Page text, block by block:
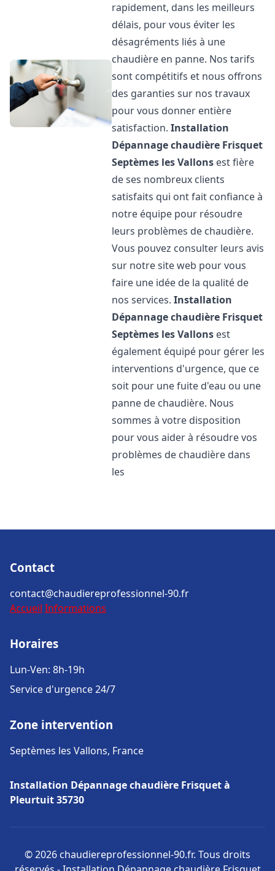
rapidement, dans les meilleurs
délais, pour vous éviter les
désagréments liés à une
chaudière en panne. Nos tarifs
sont compétitifs et nous offrons
des garanties sur nos travaux
pour vous donner entière
satisfaction.Installation
Dépannage chaudière Frisquet
Septèmes les Vallons est fière
de ses nombreux clients
satisfaits qui ont fait confiance à
notre équipe pour résoudre
leurs problèmes de chaudière.
Vous pouvez consulter leurs avis
sur notre site web pour vous
faire une idée de la qualité de
nos services.Installation
Dépannage chaudière Frisquet
Septèmes les Vallons est
également équipé pour gérer les
interventions d'urgence, que ce
soit pour une fuite d'eau ou une
panne de chaudière. Nous
sommes à votre disposition
pour vous aider à résoudre vos
problèmes de chaudière dans
les
Contact
contact@chaudiereprofessionnel-90.fr
Accueil Informations
Horaires
Lun-Ven: 8h-19h
Service d'urgence 24/7
Zone intervention
Septèmes les Vallons, France
Installation Dépannage chaudière Frisquet à
Pleurtuit 35730
© 2026 chaudiereprofessionnel-90.fr. Tous droits